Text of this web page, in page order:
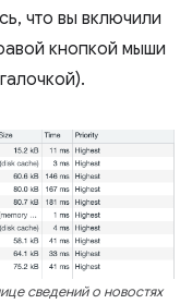
что вы включили
кнопкой мыши
сведений о новостях